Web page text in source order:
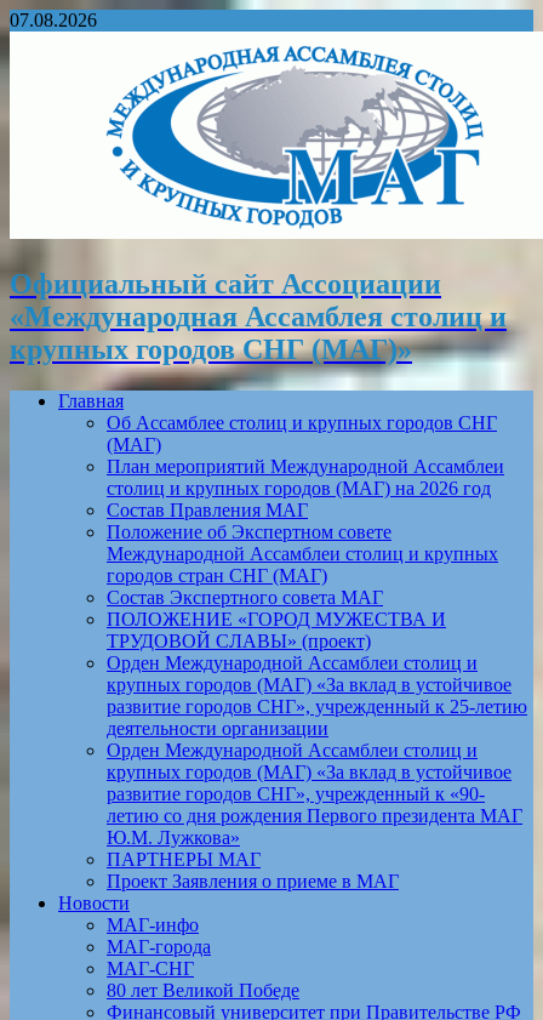
07.08.2026
Официальный сайт Ассоциации
«Международная Ассамблея столиц и
крупных городов СНГ (МАГ)»
Главная
Об Ассамблее столиц и крупных городов СНГ
(МАГ)
План мероприятий Международной Ассамблеи
столиц и крупных городов (МАГ) на 2026 год
Состав Правления МАГ
Положение об Экспертном совете
Международной Ассамблеи столиц и крупных
городов стран СНГ (МАГ)
Состав Экспертного совета МАГ
ПОЛОЖЕНИЕ «ГОРОД МУЖЕСТВА И
ТРУДОВОЙ СЛАВЫ» (проект)
Орден Международной Ассамблеи столиц и
крупных городов (МАГ) «За вклад в устойчивое
развитие городов СНГ», учрежденный к 25-летию
деятельности организации
Орден Международной Ассамблеи столиц и
крупных городов (МАГ) «За вклад в устойчивое
развитие городов СНГ», учрежденный к «90-
летию со дня рождения Первого президента МАГ
Ю.М. Лужкова»
ПАРТНЕРЫ МАГ
Проект Заявления о приеме в МАГ
Новости
МАГ-инфо
МАГ-города
МАГ-СНГ
80 лет Великой Победе
Финансовый университет при Правительстве РФ